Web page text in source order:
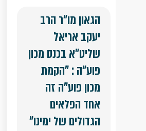
הגאון מו"ר הרב
יעקב אריאל
שליט"א בכנס מכון
פוע"ה : "הקמת
מכון פוע"ה זה
אחד הפלאים
הגדולים של ימינו"